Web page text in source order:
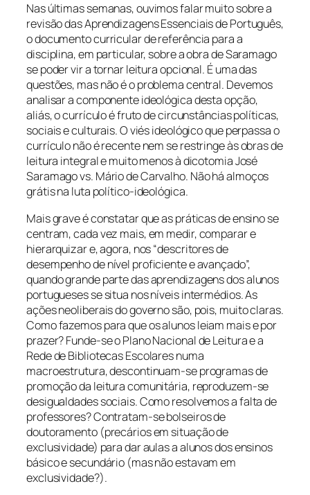
Nas últimas semanas, ouvimos falar muito sobre a
revisão das Aprendizagens Essenciais de Português,
o documento curricular de referência para a
disciplina, em particular, sobre a obra de Saramago
se poder vir a tornar leitura opcional. É uma das
questões, mas não é o problema central. Devemos
analisar a componente ideológica desta opção,
aliás, o currículo é fruto de circunstâncias políticas,
sociais e culturais. O viés ideológico que perpassa o
currículo não é recente nem se restringe às obras de
leitura integral e muito menos à dicotomia José
Saramago vs. Mário de Carvalho. Não há almoços
grátis na luta político-ideológica.
Mais grave é constatar que as práticas de ensino se
centram, cada vez mais, em medir, comparar e
hierarquizar e, agora, nos “descritores de
desempenho de nível proficiente e avançado”,
quando grande parte das aprendizagens dos alunos
portugueses se situa nos níveis intermédios. As
ações neoliberais do governo são, pois, muito claras.
Como fazemos para que os alunos leiam mais e por
prazer? Funde-se o Plano Nacional de Leitura e a
Rede de Bibliotecas Escolares numa
macroestrutura, descontinuam-se programas de
promoção da leitura comunitária, reproduzem-se
desigualdades sociais. Como resolvemos a falta de
professores? Contratam-se bolseiros de
doutoramento (precários em situação de
exclusividade) para dar aulas a alunos dos ensinos
básico e secundário (mas não estavam em
exclusividade?).